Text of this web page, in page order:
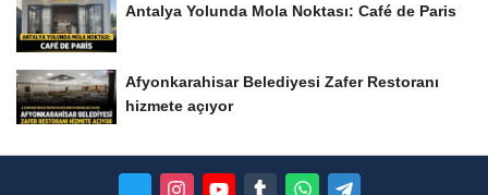
Antalya Yolunda Mola Noktası: Café de Paris
Afyonkarahisar Belediyesi Zafer Restoranı
hizmete açıyor